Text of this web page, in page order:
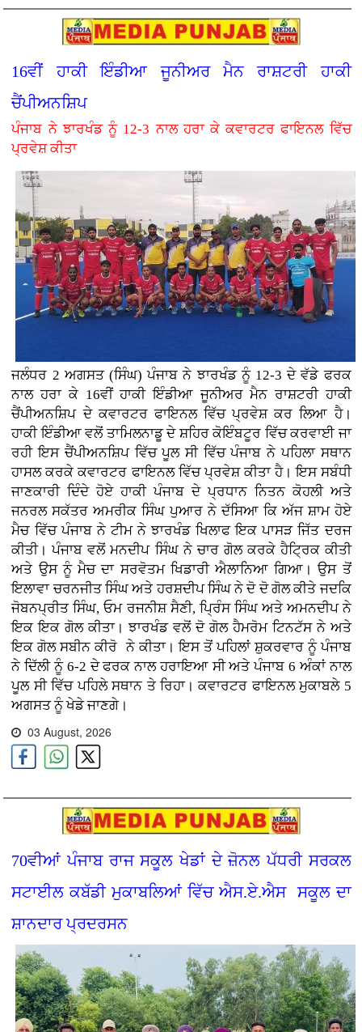
16ਵੀਂ ਹਾਕੀ ਇੰਡੀਆ ਜੂਨੀਅਰ ਮੈਨ ਰਾਸ਼ਟਰੀ ਹਾਕੀ
ਚੈਂਪੀਅਨਸ਼ਿਪ
ਪੰਜਾਬ ਨੇ ਝਾਰਖੰਡ ਨੂੰ 12-3 ਨਾਲ ਹਰਾ ਕੇ ਕਵਾਰਟਰ ਫਾਇਨਲ ਵਿੱਚ
ਪ੍ਰਵੇਸ਼ ਕੀਤਾ
ਜਲੰਧਰ 2 ਅਗਸਤ (ਸਿੰਘ) ਪੰਜਾਬ ਨੇ ਝਾਰਖੰਡ ਨੂੰ 12-3 ਦੇ ਵੱਡੇ ਫਰਕ
ਨਾਲ ਹਰਾ ਕੇ 16ਵੀਂ ਹਾਕੀ ਇੰਡੀਆ ਜੂਨੀਅਰ ਮੈਨ ਰਾਸ਼ਟਰੀ ਹਾਕੀ
ਚੈਂਪੀਅਨਸ਼ਿਪ ਦੇ ਕਵਾਰਟਰ ਫਾਇਨਲ ਵਿੱਚ ਪ੍ਰਵੇਸ਼ ਕਰ ਲਿਆ ਹੈ।
ਹਾਕੀ ਇੰਡੀਆ ਵਲੋਂ ਤਾਮਿਲਨਾਡੂ ਦੇ ਸ਼ਹਿਰ ਕੋਇੰਬਟੂਰ ਵਿੱਚ ਕਰਵਾਈ ਜਾ
ਰਹੀ ਇਸ ਚੈਂਪੀਅਨਸ਼ਿਪ ਵਿੱਚ ਪੂਲ ਸੀ ਵਿੱਚ ਪੰਜਾਬ ਨੇ ਪਹਿਲਾ ਸਥਾਨ
ਹਾਸਲ ਕਰਕੇ ਕਵਾਰਟਰ ਫਾਇਨਲ ਵਿੱਚ ਪ੍ਰਵੇਸ਼ ਕੀਤਾ ਹੈ। ਇਸ ਸਬੰਧੀ
ਜਾਣਕਾਰੀ ਦਿੰਦੇ ਹੋਏ ਹਾਕੀ ਪੰਜਾਬ ਦੇ ਪ੍ਰਧਾਨ ਨਿਤਨ ਕੋਹਲੀ ਅਤੇ
ਜਨਰਲ ਸਕੱਤਰ ਅਮਰੀਕ ਸਿੰਘ ਪੁਆਰ ਨੇ ਦੱਸਿਆ ਕਿ ਅੱਜ ਸ਼ਾਮ ਹੋਏ
ਮੈਚ ਵਿੱਚ ਪੰਜਾਬ ਨੇ ਟੀਮ ਨੇ ਝਾਰਖੰਡ ਖਿਲਾਫ ਇਕ ਪਾਸੜ ਜਿੱਤ ਦਰਜ
ਕੀਤੀ। ਪੰਜਾਬ ਵਲੋਂ ਮਨਦੀਪ ਸਿੰਘ ਨੇ ਚਾਰ ਗੋਲ ਕਰਕੇ ਹੈਟ੍ਰਿਕ ਕੀਤੀ
ਅਤੇ ਉਸ ਨੂੰ ਮੈਚ ਦਾ ਸਰਵੋਤਮ ਖਿਡਾਰੀ ਐਲਾਨਿਆ ਗਿਆ। ਉਸ ਤੋਂ
ਇਲਾਵਾ ਚਰਨਜੀਤ ਸਿੰਘ ਅਤੇ ਹਰਸ਼ਦੀਪ ਸਿੰਘ ਨੇ ਦੋ ਦੋ ਗੋਲ ਕੀਤੇ ਜਦਕਿ
ਜੋਬਨਪ੍ਰੀਤ ਸਿੰਘ, ਓਮ ਰਜਨੀਸ਼ ਸੈਣੀ, ਪ੍ਰਿੰਸ ਸਿੰਘ ਅਤੇ ਅਮਨਦੀਪ ਨੇ
ਇਕ ਇਕ ਗੋਲ ਕੀਤਾ। ਝਾਰਖੰਡ ਵਲੋਂ ਦੋ ਗੋਲ ਹੈਮਰੋਮ ਟਿਨਟੱਸ ਨੇ ਅਤੇ
ਇਕ ਗੋਲ ਸਬੀਨ ਕੀਰੋ ਨੇ ਕੀਤਾ। ਇਸ ਤੋਂ ਪਹਿਲਾਂ ਸ਼ੁਕਰਵਾਰ ਨੂੰ ਪੰਜਾਬ
ਨੇ ਦਿੱਲੀ ਨੂੰ 6-2 ਦੇ ਫਰਕ ਨਾਲ ਹਰਾਇਆ ਸੀ ਅਤੇ ਪੰਜਾਬ 6 ਅੰਕਾਂ ਨਾਲ
ਪੂਲ ਸੀ ਵਿੱਚ ਪਹਿਲੇ ਸਥਾਨ ਤੇ ਰਿਹਾ। ਕਵਾਰਟਰ ਫਾਇਨਲ ਮੁਕਾਬਲੇ 5
ਅਗਸਤ ਨੂੰ ਖੇਡੇ ਜਾਣਗੇ।
03 August, 2026
70ਵੀਆਂ ਪੰਜਾਬ ਰਾਜ ਸਕੂਲ ਖੇਡਾਂ ਦੇ ਜ਼ੋਨਲ ਪੱਧਰੀ ਸਰਕਲ
ਸਟਾਈਲ ਕਬੱਡੀ ਮੁਕਾਬਲਿਆਂ ਵਿੱਚ ਐਸ.ਏ.ਐਸ ਸਕੂਲ ਦਾ
ਸ਼ਾਨਦਾਰ ਪ੍ਰਦਰਸਨ